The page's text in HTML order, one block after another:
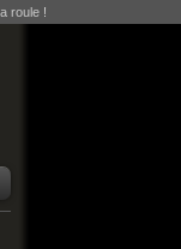
roule !